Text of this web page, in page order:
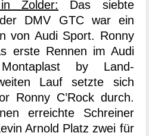
Zolder: Das siebte
der DMV GTC war ein
von Audi Sport. Ronny
erste Rennen im Audi
by Land-
Lauf setzte sich
Ronny C’Rock durch.
erreichte Schreiner
Arnold Platz zwei für